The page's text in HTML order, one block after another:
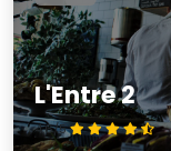
L'Entre 2
4.6/5